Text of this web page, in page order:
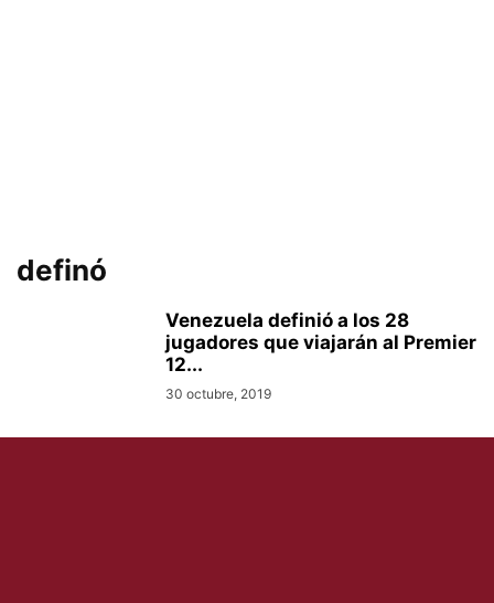
definó
Venezuela definió a los 28
jugadores que viajarán al Premier
12...
30 octubre, 2019